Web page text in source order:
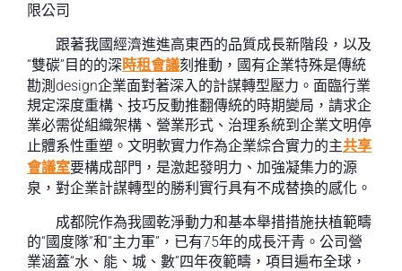
限公司
跟著我國經濟進進高東西的品質成長新階段，以及
“雙碳”目的的深時租會議刻推動，國有企業特殊是傳統
勘測design企業面對著深入的計謀轉型壓力。面臨行業
規定深度重構、技巧反動推翻傳統的時期變局，請求企
業必需從組織架構、營業形式、治理系統到企業文明停
止體系性重塑。文明軟實力作為企業綜合實力的主共享
會議室要構成部門，是激起發明力、加強凝集力的源
泉，對企業計謀轉型的勝利實行具有不成替換的感化。
成都院作為我國乾淨動力和基本舉措措施扶植範疇
的“國度隊”和“主力軍”，已有75年的成長汗青。公司營
業涵蓋“水、能、城、數”四年夜範疇，項目遍布全球，